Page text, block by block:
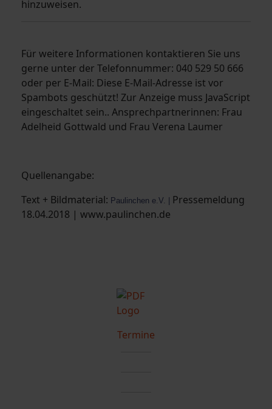
hinzuweisen.
Für weitere Informationen kontaktieren Sie uns
gerne unter der Telefonnummer: 040 529 50 666
oder per E-Mail: Diese E-Mail-Adresse ist vor
Spambots geschützt! Zur Anzeige muss JavaScript
eingeschaltet sein.. Ansprechpartnerinnen: Frau
Adelheid Gottwald und Frau Verena Laumer
Quellenangabe:
Text + Bildmaterial: Paulinchen e.V. | Pressemeldung
18.04.2018 | www.paulinchen.de
Termine